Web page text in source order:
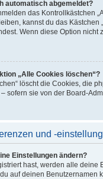
automatisch abgemeldet?
das Kontrollkästchen
kannst du das
Wenn diese Option
„Alle Cookies löschen“?
löscht die Cookies, die
– sofern sie von der Board-
und -
Einstellungen ändern?
hast, werden alle deine
auf deinen Benutzernamen